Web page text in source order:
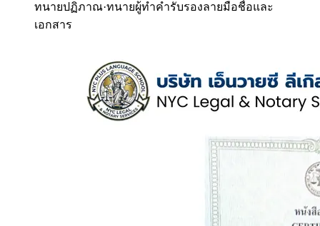
ทนายปฏิภาณ·ทนายผู้ทำคำรับรองลายมือชื่อและ
เอกสาร